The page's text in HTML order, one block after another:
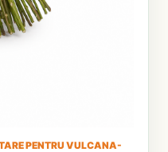
PENTRU VULCANA-